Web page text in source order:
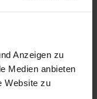
Anzeigen zu
Medien anbieten
Website zu